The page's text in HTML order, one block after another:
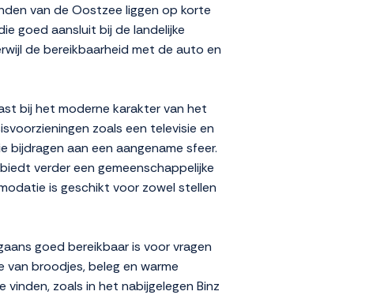
van de Oostzee liggen op korte
goed aansluit bij de landelijke
de bereikbaarheid met de auto en
bij het moderne karakter van het
zoals een televisie en
bijdragen aan een aangename sfeer.
verder een gemeenschappelijke
is geschikt voor zowel stellen
goed bereikbaar is voor vragen
broodjes, beleg en warme
zoals in het nabijgelegen Binz